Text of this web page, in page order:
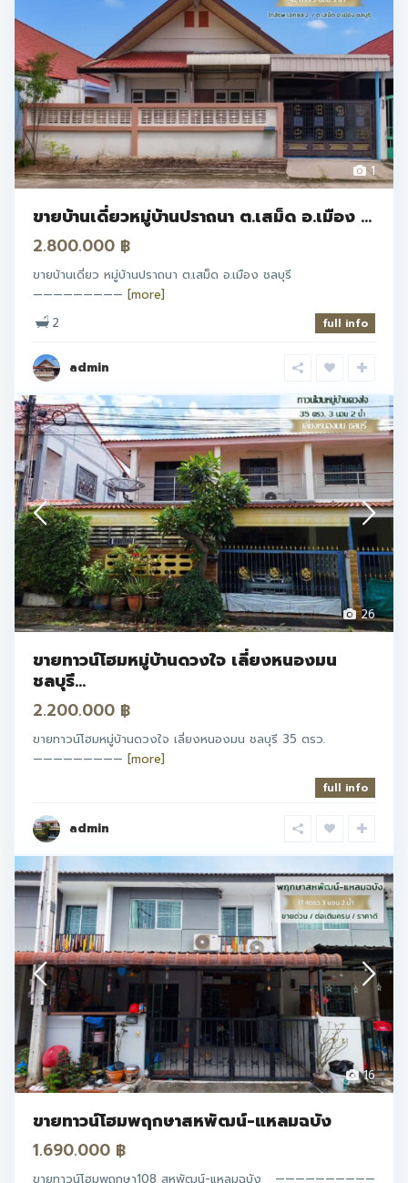
1
ขายบ้านเดี่ยวหมู่บ้านปราถนา ต.เสม็ด อ.เมือง ...
2.800.000 ฿
ขายบ้านเดี่ยว หมู่บ้านปราถนา ต.เสม็ด อ.เมือง ชลบุรี
————————— [more]
2
full info
admin
26
ขายทาวน์โฮมหมู่บ้านดวงใจ เลี่ยงหนองมน
ชลบุรี...
2.200.000 ฿
ขายทาวน์โฮมหมู่บ้านดวงใจ เลี่ยงหนองมน ชลบุรี 35 ตรว.
————————— [more]
full info
admin
16
ขายทาวน์โฮมพฤกษาสหพัฒน์-แหลมฉบัง
1.690.000 ฿
ขายทาวน์โฮมพฤกษา108 สหพัฒน์-แหลมฉบัง ——————————